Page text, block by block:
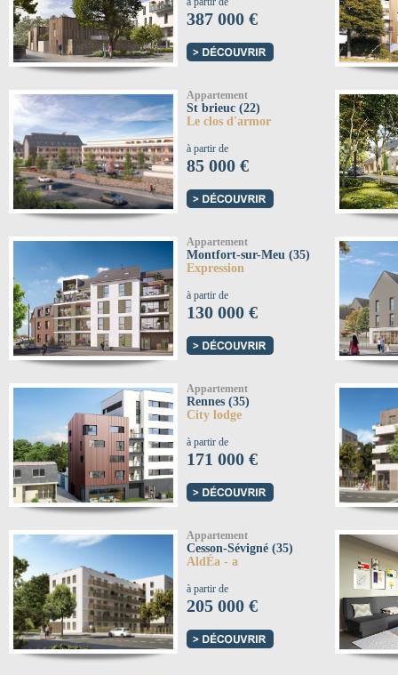
387 000 €
Appartement
St brieuc (22)
Le clos d'armor
à partir de
85 000 €
Appartement
Montfort-sur-Meu (35)
Expression
à partir de
130 000 €
Appartement
Rennes (35)
City lodge
à partir de
171 000 €
Appartement
Cesson-Sévigné (35)
AldÉa - a
à partir de
205 000 €